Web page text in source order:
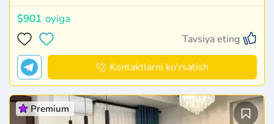
$901 oyiga
Tavsiya eting
Kontaktlarni ko'rsatish
Premium